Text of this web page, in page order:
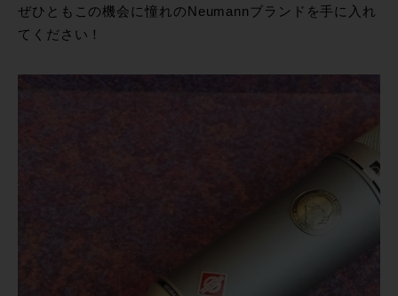
ぜひともこの機会に憧れのNeumannブランドを手に入れ
てください！